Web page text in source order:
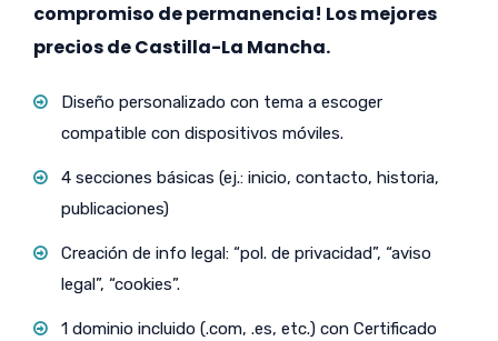
compromiso de permanencia! Los mejores
precios de Castilla-La Mancha.
Diseño personalizado con tema a escoger
compatible con dispositivos móviles.
4 secciones básicas (ej.: inicio, contacto, historia,
publicaciones)
Creación de info legal: “pol. de privacidad”, “aviso
legal”, “cookies”.
1 dominio incluido (.com, .es, etc.) con Certificado